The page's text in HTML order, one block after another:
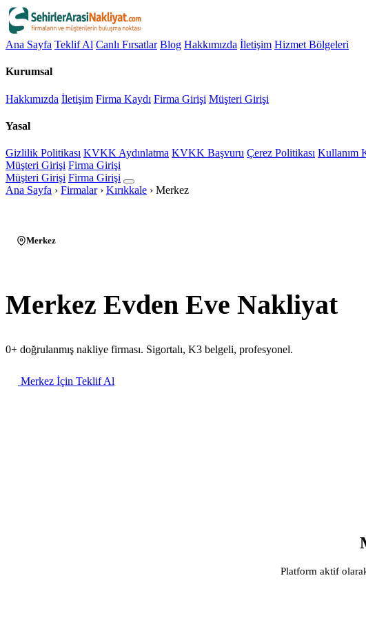
Ana Sayfa Teklif Al Canlı Fırsatlar Blog Hakkımızda İletişim Hizmet Bölgeleri
Kurumsal
Hakkımızda İletişim Firma Kaydı Firma Girişi Müşteri Girişi
Yasal
Gizlilik Politikası KVKK Aydınlatma KVKK Başvuru Çerez Politikası Kullanım
Müşteri Girişi Firma Girişi
Müşteri Girişi Firma Girişi
Ana Sayfa › Firmalar › Kırıkkale › Merkez
Merkez
Merkez Evden Eve Nakliyat
0+ doğrulanmış nakliye firması. Sigortalı, K3 belgeli, profesyonel.
Merkez İçin Teklif Al
Platform aktif